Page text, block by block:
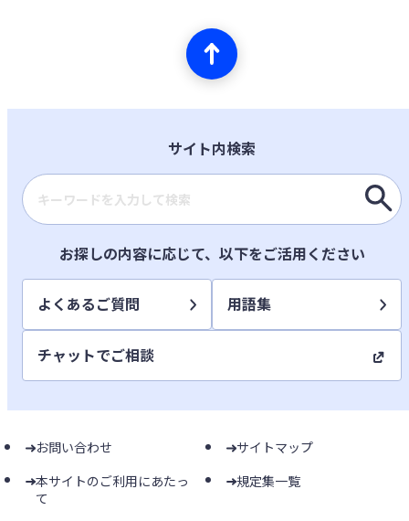
サイト内検索
検索キーワード入力
お探しの内容に応じて、以下をご活用ください
よくあるご質問 用語集
チャットでご相談
お問い合わせ
サイトマップ
本サイトのご利用にあたっ
て
規定集一覧